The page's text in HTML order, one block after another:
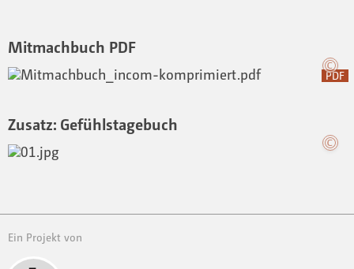
Mitmachbuch PDF
PDF
Zusatz: Gefühlstagebuch
Ein Projekt von